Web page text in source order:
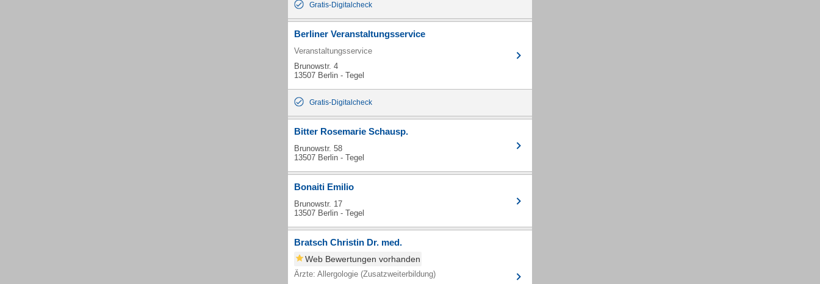
Gratis-Digitalcheck
Berliner Veranstaltungsservice
Veranstaltungsservice
Brunowstr. 4
13507 Berlin - Tegel
Gratis-Digitalcheck
Bitter Rosemarie Schausp.
Brunowstr. 58
13507 Berlin - Tegel
Bonaiti Emilio
Brunowstr. 17
13507 Berlin - Tegel
Bratsch Christin Dr. med.
Web Bewertungen vorhanden
Ärzte: Allergologie (Zusatzweiterbildung)